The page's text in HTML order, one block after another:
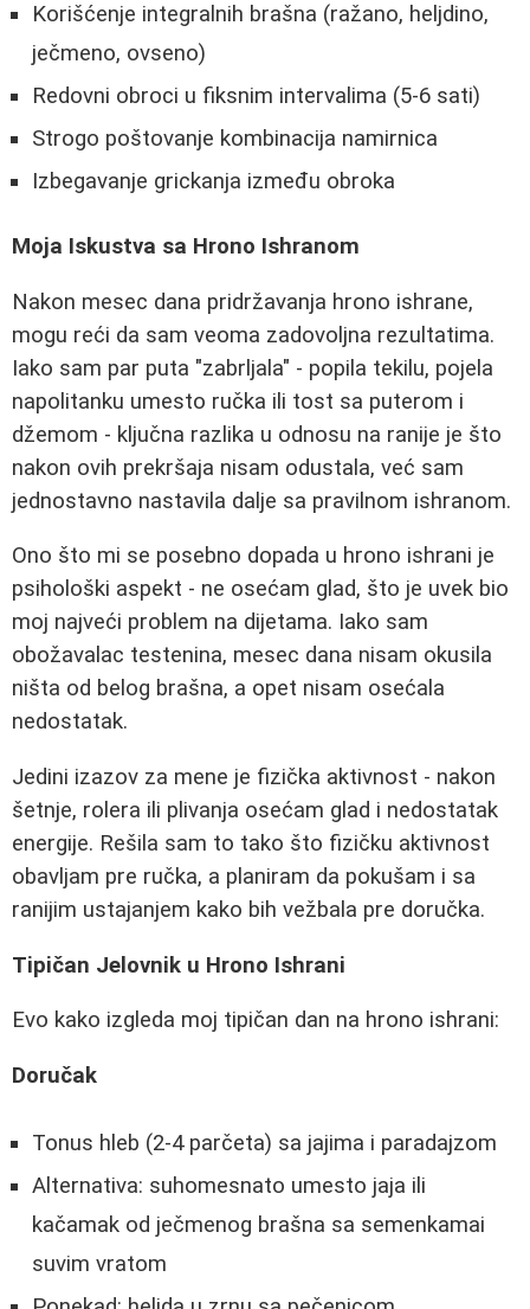
Korišćenje integralnih brašna (ražano, heljdino,
ječmeno, ovseno)
Redovni obroci u fiksnim intervalima (5-6 sati)
Strogo poštovanje kombinacija namirnica
Izbegavanje grickanja između obroka
Moja Iskustva sa Hrono Ishranom
Nakon mesec dana pridržavanja hrono ishrane,
mogu reći da sam veoma zadovoljna rezultatima.
Iako sam par puta "zabrljala" - popila tekilu, pojela
napolitanku umesto ručka ili tost sa puterom i
džemom - ključna razlika u odnosu na ranije je što
nakon ovih prekršaja nisam odustala, već sam
jednostavno nastavila dalje sa pravilnom ishranom.
Ono što mi se posebno dopada u hrono ishrani je
psihološki aspekt - ne osećam glad, što je uvek bio
moj najveći problem na dijetama. Iako sam
obožavalac testenina, mesec dana nisam okusila
ništa od belog brašna, a opet nisam osećala
nedostatak.
Jedini izazov za mene je fizička aktivnost - nakon
šetnje, rolera ili plivanja osećam glad i nedostatak
energije. Rešila sam to tako što fizičku aktivnost
obavljam pre ručka, a planiram da pokušam i sa
ranijim ustajanjem kako bih vežbala pre doručka.
Tipičan Jelovnik u Hrono Ishrani
Evo kako izgleda moj tipičan dan na hrono ishrani:
Doručak
Tonus hleb (2-4 parčeta) sa jajima i paradajzom
Alternativa: suhomesnato umesto jaja ili
kačamak od ječmenog brašna sa semenkamai
suvim vratom